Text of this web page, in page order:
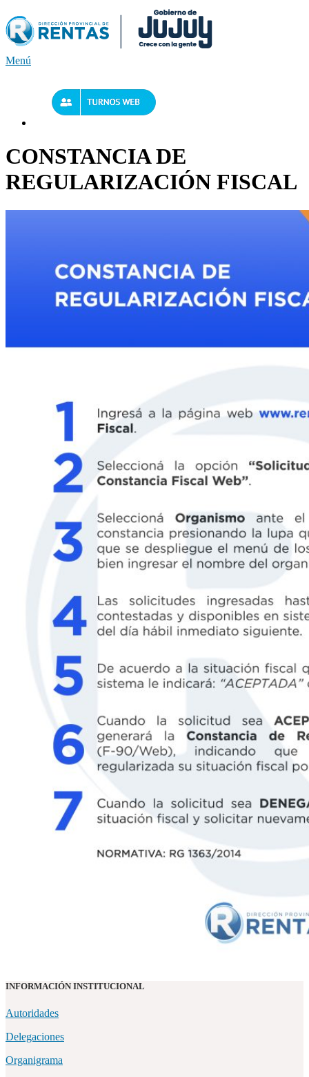
al
contenido
Menú
CONSTANCIA DE
REGULARIZACIÓN FISCAL
INFORMACIÓN INSTITUCIONAL
Autoridades
Delegaciones
Organigrama